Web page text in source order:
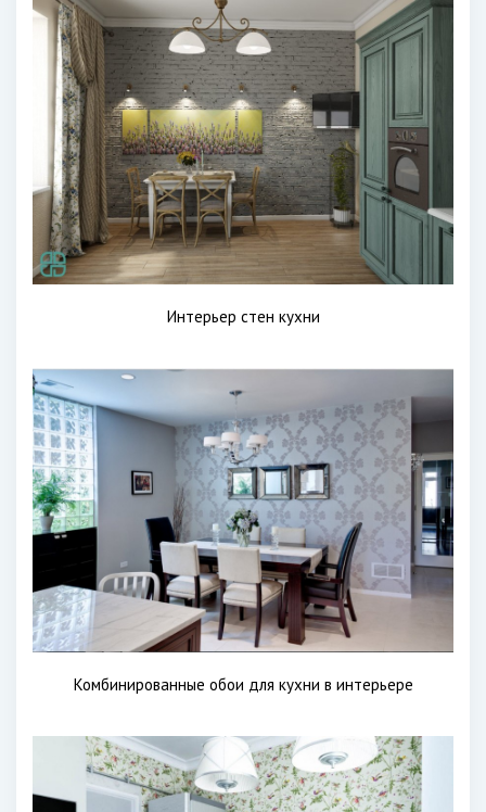
Интерьер стен кухни
Комбинированные обои для кухни в интерьере